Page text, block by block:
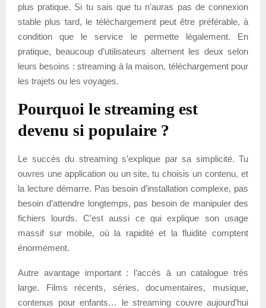
plus pratique. Si tu sais que tu n’auras pas de connexion
stable plus tard, le téléchargement peut être préférable, à
condition que le service le permette légalement. En
pratique, beaucoup d’utilisateurs alternent les deux selon
leurs besoins : streaming à la maison, téléchargement pour
les trajets ou les voyages.
Pourquoi le streaming est
devenu si populaire ?
Le succès du streaming s’explique par sa simplicité. Tu
ouvres une application ou un site, tu choisis un contenu, et
la lecture démarre. Pas besoin d’installation complexe, pas
besoin d’attendre longtemps, pas besoin de manipuler des
fichiers lourds. C’est aussi ce qui explique son usage
massif sur mobile, où la rapidité et la fluidité comptent
énormément.
Autre avantage important : l’accès à un catalogue très
large. Films récents, séries, documentaires, musique,
contenus pour enfants… le streaming couvre aujourd’hui